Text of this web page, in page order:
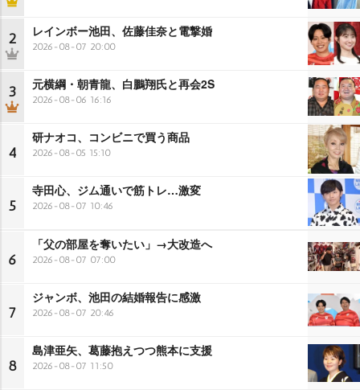
2 レインボー池田、佐藤佳奈と電撃婚
2026-08-07 20:00
3 元横綱・朝青龍、白鵬翔氏と再会2S
2026-08-06 16:16
4
研ナオコ、コンビニで買う商品
2026-08-05 15:10
5
寺田心、ジム通いで筋トレ…激変
2026-08-07 10:46
6
「父の部屋を奪いたい」→大改造へ
2026-08-07 07:00
7
ジャンボ、池田の結婚報告に感激
2026-08-07 20:46
8
島津亜矢、葛藤抱えつつ熊本に支援
2026-08-07 11:50